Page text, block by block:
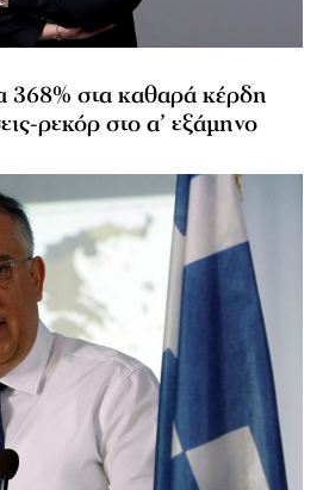
στα καθαρά κέρδη
ρεκόρ στο α’ εξάμηνο